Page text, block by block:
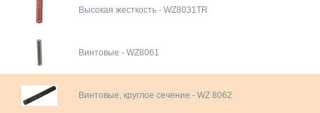
Высокая жесткость - WZ8031TR
Винтовые - WZ8061
Винтовые, круглое сечение - WZ 8062